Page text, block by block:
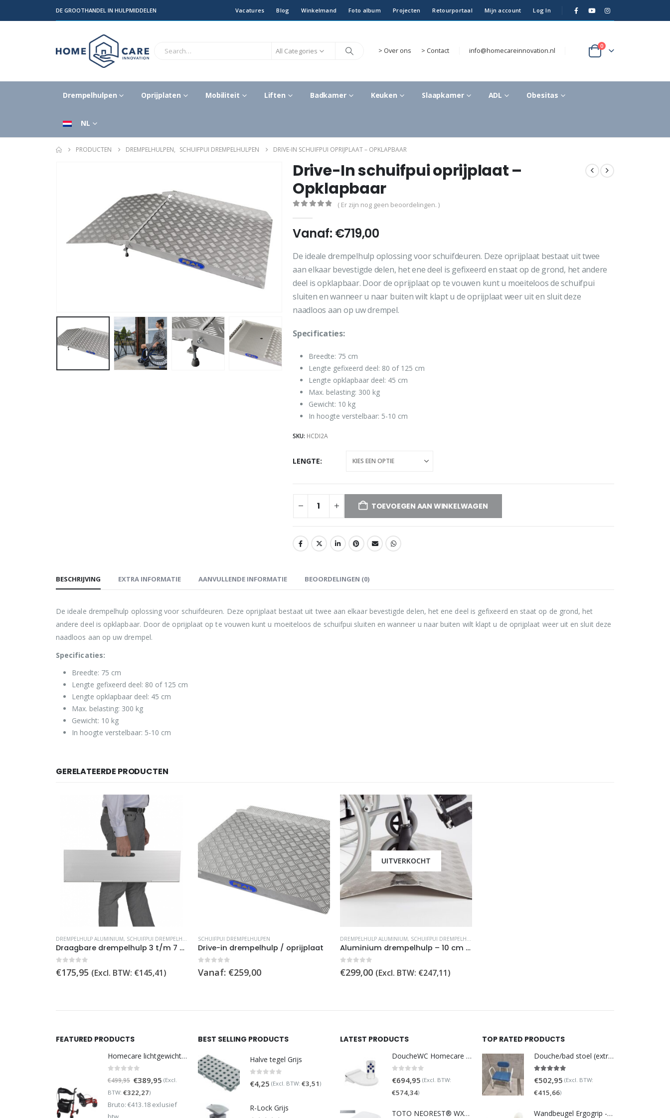
DE GROOTHANDEL IN HULPMIDDELEN Vacatures Blog Winkelmand Foto album Projecten Retourportaal Mijn account Log In
All Categories > Over ons > Contact info@homecareinnovation.nl
0
Drempelhulpen Oprijplaten Mobiliteit Liften Badkamer Keuken Slaapkamer ADL Obesitas
NL
PRODUCTEN DREMPELHULPEN, SCHUIFPUI DREMPELHULPEN DRIVE-IN SCHUIFPUI OPRIJPLAAT – OPKLAPBAAR
Drive-In schuifpui oprijplaat –
Opklapbaar
( Er zijn nog geen beoordelingen. )
Vanaf: €719,00
De ideale drempelhulp oplossing voor schuifdeuren. Deze oprijplaat bestaat uit twee
aan elkaar bevestigde delen, het ene deel is gefixeerd en staat op de grond, het andere
deel is opklapbaar. Door de oprijplaat op te vouwen kunt u moeiteloos de schuifpui
sluiten en wanneer u naar buiten wilt klapt u de oprijplaat weer uit en sluit deze
naadloos aan op uw drempel.
Specificaties:
Breedte: 75 cm
Lengte gefixeerd deel: 80 of 125 cm
Lengte opklapbaar deel: 45 cm
Max. belasting: 300 kg
Gewicht: 10 kg
In hoogte verstelbaar: 5-10 cm
SKU: HCDI2A
LENGTE
TOEVOEGEN AAN WINKELWAGEN
BESCHRIJVING EXTRA INFORMATIE AANVULLENDE INFORMATIE BEOORDELINGEN (0)
De ideale drempelhulp oplossing voor schuifdeuren. Deze oprijplaat bestaat uit twee aan elkaar bevestigde delen, het ene deel is gefixeerd en staat op de grond, het
andere deel is opklapbaar. Door de oprijplaat op te vouwen kunt u moeiteloos de schuifpui sluiten en wanneer u naar buiten wilt klapt u de oprijplaat weer uit en sluit deze
naadloos aan op uw drempel.
Specificaties:
Breedte: 75 cm
Lengte gefixeerd deel: 80 of 125 cm
Lengte opklapbaar deel: 45 cm
Max. belasting: 300 kg
Gewicht: 10 kg
In hoogte verstelbaar: 5-10 cm
GERELATEERDE PRODUCTEN
DREMPELHULP ALUMINIUM, SCHUIFPUI DREMPELHULPEN
Draagbare drempelhulp 3 t/m 7 cm
€175,95 (Excl. BTW: €145,41)
SCHUIFPUI DREMPELHULPEN
Drive-in drempelhulp / oprijplaat
out of 5
Vanaf: €259,00
UITVERKOCHT
DREMPELHULP ALUMINIUM, SCHUIFPUI DREMPELHULPEN
Aluminium drempelhulp – 10 cm hoog
€299,00 (Excl. BTW: €247,11)
FEATURED PRODUCTS
Homecare lichtgewicht Rollator van 5,8 kg – Carbon rollator tot 150 kg draaggewicht – Dubbel opvouwbaar en inclusief reistas - Rood
€499,95 Oorspronkelijke
prijs
was:
€389,95 Huidige
is:
(Excl.
BTW: €322,27)
Bruto: €413.18 exlusief
BEST SELLING PRODUCTS
Halve tegel Grijs
€4,25 (Excl. BTW: €3,51)
R-Lock Grijs
LATEST PRODUCTS
DoucheWC Homecare – Pure 500R
€694,95 (Excl. BTW:
€574,34)
TOTO NEOREST® WX1 - incl. remote control
TOP RATED PRODUCTS
Douche/bad stoel (extra breed)
€502,95 (Excl. BTW:
€415,66)
Wandbeugel Ergogrip - Recht